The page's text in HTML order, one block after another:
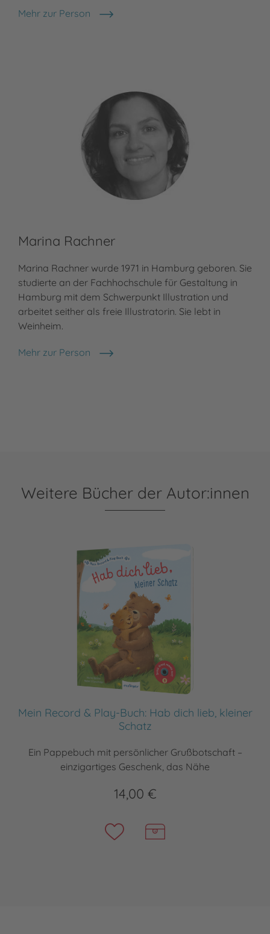
Mehr zur Person
Anja Kiel
Marina Rachner
Marina Rachner wurde 1971 in Hamburg geboren. Sie
studierte an der Fachhochschule für Gestaltung in
Hamburg mit dem Schwerpunkt Illustration und
arbeitet seither als freie Illustratorin. Sie lebt in
Weinheim.
Mehr zur Person
Marina Rachner
Weitere Bücher der Autor:innen
Mein Record & Play-Buch: Hab dich lieb, kleiner
Schatz
Ein Pappebuch mit persönlicher Grußbotschaft –
einzigartiges Geschenk, das Nähe
14,00 €